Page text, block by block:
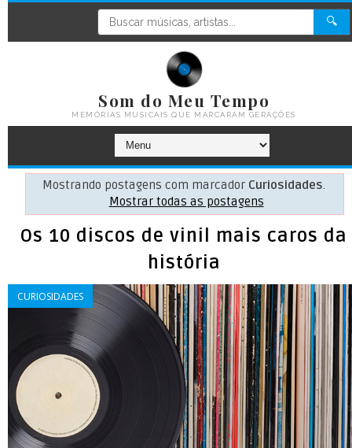
🔍
Som do Meu Tempo
MEMÓRIAS MUSICAIS QUE MARCARAM GERAÇÕES
Mostrando postagens com marcador Curiosidades.
Mostrar todas as postagens
Os 10 discos de vinil mais caros da
história
CURIOSIDADES